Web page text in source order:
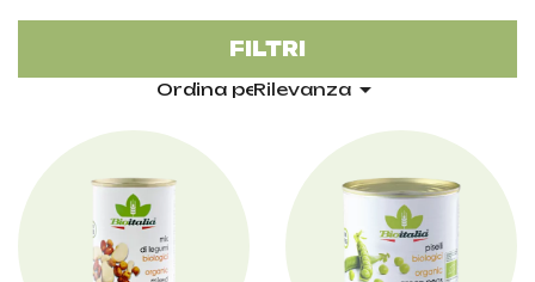
Ordina per:Rilevanza
FILTRI